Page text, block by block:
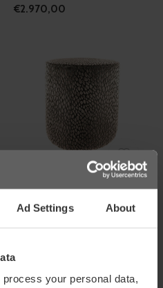
Ad Settings About
process your personal data,
€2.970,00
POEF SPERANZA BROWN
€319,00